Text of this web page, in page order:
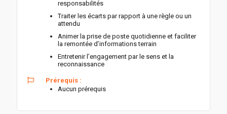
responsabilités
Traiter les écarts par rapport à une règle ou un
attendu
Animer la prise de poste quotidienne et faciliter
la remontée d’informations terrain
Entretenir l’engagement par le sens et la
reconnaissance
Prérequis :
Aucun prérequis